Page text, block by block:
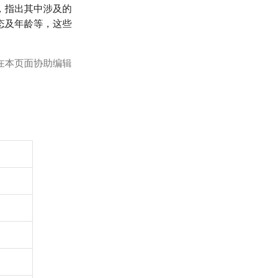
指出其中涉及的
及年龄等，这些
本页面协助编辑